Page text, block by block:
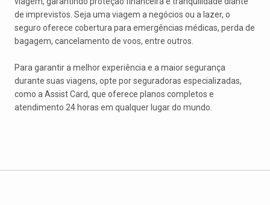
de imprevistos. Seja uma viagem a negócios ou a lazer, o
seguro oferece cobertura para emergências médicas, perda de
bagagem, cancelamento de voos, entre outros.
Para garantir a melhor experiência e a maior segurança
durante suas viagens, opte por seguradoras especializadas,
como a Assist Card, que oferece planos completos e
atendimento 24 horas em qualquer lugar do mundo.